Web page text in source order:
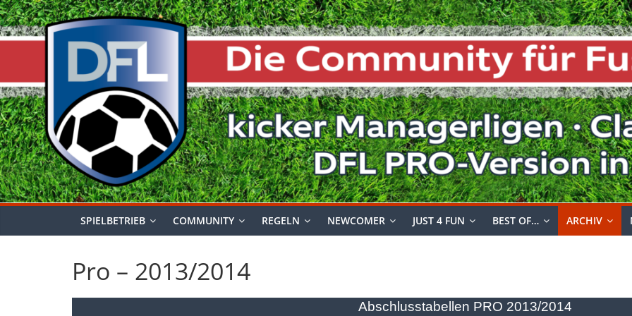
Zum
Inhalt
springen
SPIELBETRIEB COMMUNITY REGELN NEWCOMER JUST 4 FUN BEST OF… ARCHIV
Pro – 2013/2014